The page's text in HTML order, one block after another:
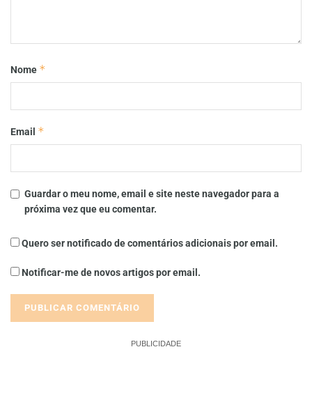
Nome *
Email *
Guardar o meu nome, email e site neste navegador para a
próxima vez que eu comentar.
Quero ser notificado de comentários adicionais por email.
Notificar-me de novos artigos por email.
PUBLICIDADE